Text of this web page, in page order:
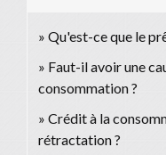
Qu'est-ce que le
Faut-il avoir une
consommation ?
Crédit à la
rétractation ?